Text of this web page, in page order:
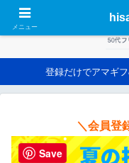
登録だけでアマギ
＼会員登
メニュー
Save